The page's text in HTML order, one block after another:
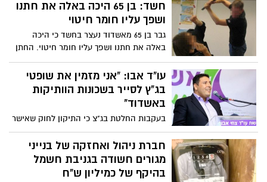
והתחנכה באשדוד ומתגוררת כיום ברובע י'
בעיר. אלינה: "אני מוצאת בתנועת "אשדודים"
את העיר אשדוד"
חשד: בן 65 היכה באלה את חתנו
ושפך עליו חומר חיטוי
גבר בן 65 מאשדוד נעצר בחשד כי היכה
באלה את חתנו ושפך עליו חומר חיטוי. החתן
נפצע באורח בינוני ופונה לטיפול רפואי בבית
החולים קפלן ברחובות. על פי החשד, האיש
ביצע את המעשה כשהגיע לבית אשתו, שעמה
הוא מצוי בהליכי גירושין, כדי לקחת ציוד אישי
שלו. מחר הוא יובא להארכת מעצרו בבית
משפט השלום באשדוד.
עו"ד אבו: "אני מזמין את שופטי
בג"ץ לסייר בשכונות הוותיקות
באשדוד"
בעקבות החלטת בג"צ כי התיקון לחוק שאישר
לכלוא מסתננים פוגע בחוק יסוד כבוד האדם
וחירותו, יוצא עו"ד צחי אבו בקריאה לשופטים
לרדת ממושבם ולבוא לסייר בשכונות הותיקות
חברת ניהול ואחזקה של בנייני
מגורים חשודה בגניבת חשמל
בהיקף של כמיליון ש"ח